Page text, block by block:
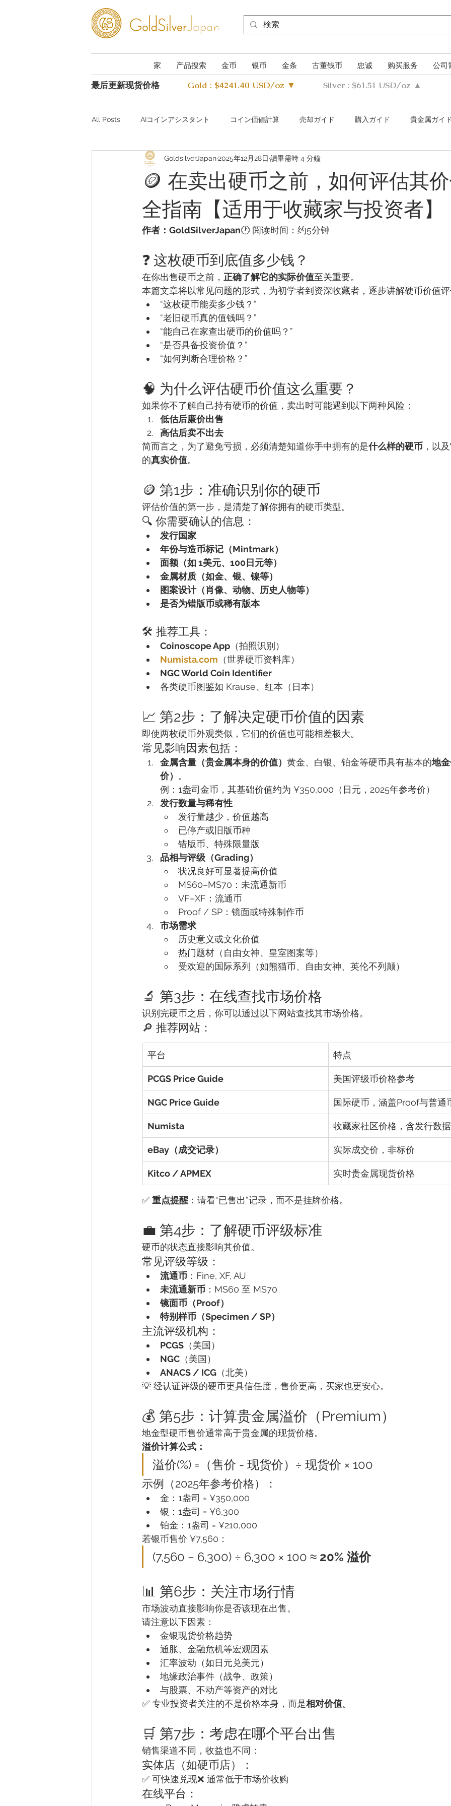
家 产品搜索 金币 银币 金条 古董钱币 忠诚 购买服务 公司
最后更新现货价格 Gold : $4241.40 USD/oz ▼ Silver : $61.51 USD/oz ▲
All Posts AIコインアシスタント ​コイン価値計算 売却ガイド 購入ガイド 貴金属ガイド
Investing guide Q&A Precious Metals Guide Q&A Buying Guide Q&A
AI Coin Assistant Q&A Coin Authentication Guide
🪙 在卖出硬币之前，如何评估其
全指南【适用于收藏家与投资者】
GoldsilverJapan2025年12月28日 讀畢需時 4 分鐘
作者：GoldSilverJapan🕐 阅读时间：约5分钟
❓ 这枚硬币到底值多少钱？
在你出售硬币之前， 正确了解它的实际价值至关重要。
本篇文章将以常见问题的形式，为初学者到资深收藏者，逐步讲解硬币价值评
“这枚硬币能卖多少钱？”
“老旧硬币真的值钱吗？”
“能自己在家查出硬币的价值吗？”
“是否具备投资价值？”
“如何判断合理价格？”
🧠 为什么评估硬币价值这么重要？
如果你不了解自己持有硬币的价值，卖出时可能遇到以下两种风险：
低估后廉价出售
高估后卖不出去
简而言之，为了避免亏损，必须清楚知道你手中拥有的是什么样的硬币 ，以
的真实价值。
🪙 第1步：准确识别你的硬币
评估价值的第一步，是清楚了解你拥有的硬币类型。
🔍 你需要确认的信息：
发行国家
年份与造币标记（Mintmark）
面额（如 1美元、100日元等）
金属材质（如金、银、镍等）
图案设计（肖像、动物、历史人物等）
是否为错版币或稀有版本
🛠 推荐工具：
Coinoscope App （拍照识别）
Numista.com （世界硬币资料库）
NGC World Coin Identifier
各类硬币图鉴如 Krause、红本（日本）
📈 第2步：了解决定硬币价值的因素
即使两枚硬币外观类似，它们的价值也可能相差极大。
常见影响因素包括：
金属含量（贵金属本身的价值） 黄金、白银、铂金等硬币具有基本的地
价） 。
例：1盎司金币，其基础价值约为 ¥350,000（日元，2025年参考价）
发行数量与稀有性
发行量越少，价值越高
已停产或旧版币种
错版币、特殊限量版
品相与评级（Grading）
状况良好可显著提高价值
MS60–MS70：未流通新币
VF–XF：流通币
Proof / SP：镜面或特殊制作币
市场需求
历史意义或文化价值
热门题材（自由女神、皇室图案等）
受欢迎的国际系列（如熊猫币、自由女神、英伦不列颠）
🔬 第3步：在线查找市场价格
识别完硬币之后，你可以通过以下网站查找其市场价格。
🔎 推荐网站：
平台 特点
PCGS Price Guide 美国评级币价格参考
NGC Price Guide 国际硬币，涵盖Proof与普通
Numista 收藏家社区价格，含发行数
eBay（成交记录） 实际成交价，非标价
Kitco / APMEX 实时贵金属现货价格
✅ 重点提醒 ：请看“已售出”记录，而不是挂牌价格。
💼 第4步：了解硬币评级标准
硬币的状态直接影响其价值。
常见评级等级：
流通币 ：Fine, XF, AU
未流通新币 ：MS60 至 MS70
镜面币（Proof）
特别样币（Specimen / SP）
主流评级机构：
PCGS （美国）
NGC （美国）
ANACS / ICG （北美）
💡 经认证评级的硬币更具信任度，售价更高，买家也更安心。
💰 第5步：计算贵金属溢价（Premium）
地金型硬币售价通常高于贵金属的现货价格。
溢价计算公式：
溢价(%) =（售价 - 现货价）÷ 现货价 × 100
示例（2025年参考价格）：
金：1盎司 = ¥350,000
银：1盎司 = ¥6,300
铂金：1盎司 = ¥210,000
若银币售价 ¥7,560：
(7,560 − 6,300) ÷ 6,300 × 100 ≈ 20% 溢价
📊 第6步：关注市场行情
市场波动直接影响你是否该现在出售。
请注意以下因素：
金银现货价格趋势
通胀、金融危机等宏观因素
汇率波动（如日元兑美元）
地缘政治事件（战争、政策）
与股票、不动产等资产的对比
✅ 专业投资者关注的不是价格本身，而是相对价值。
🛒 第7步：考虑在哪个平台出售
销售渠道不同，收益也不同：
实体店（如硬币店）：
✅ 可快速兑现❌ 通常低于市场价收购
在线平台：